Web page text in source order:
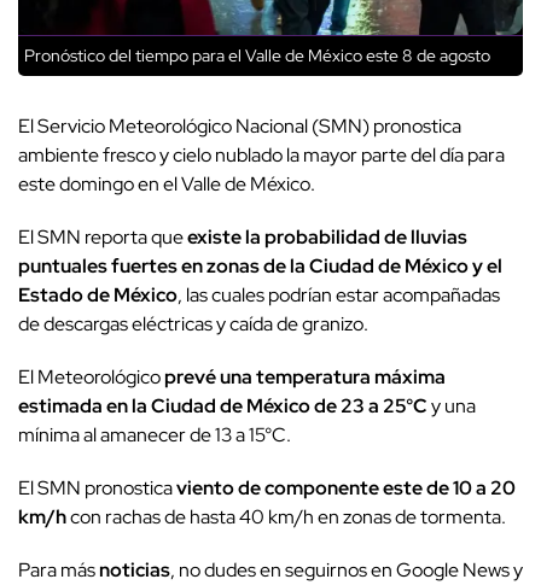
Pronóstico del tiempo para el Valle de México este 8 de agosto
El Servicio Meteorológico Nacional (SMN) pronostica
ambiente fresco y cielo nublado la mayor parte del día para
este domingo en el Valle de México.
El SMN reporta queexiste la probabilidad de lluvias
puntuales fuertes en zonas de la Ciudad de México y el
Estado de México, las cuales podrían estar acompañadas
de descargas eléctricas y caída de granizo.
El Meteorológicoprevé una temperatura máxima
estimada en la Ciudad de México de 23 a 25°Cy una
mínima al amanecer de 13 a 15°C.
El SMN pronosticaviento de componente este de 10 a 20
km/hcon rachas de hasta 40 km/h en zonas de tormenta.
Para másnoticias, no dudes en seguirnos en Google News y